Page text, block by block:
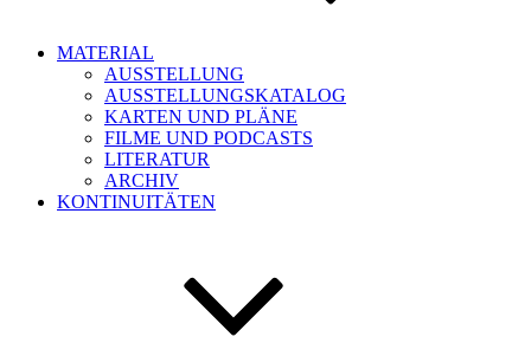
MATERIAL
AUSSTELLUNG
AUSSTELLUNGSKATALOG
KARTEN UND PLÄNE
FILME UND PODCASTS
LITERATUR
ARCHIV
KONTINUITÄTEN